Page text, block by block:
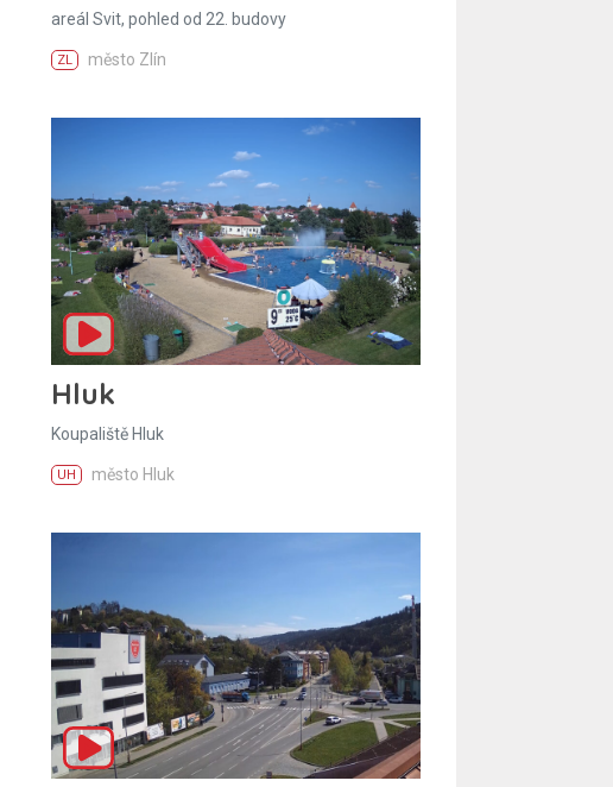
areál Svit, pohled od 22. budovy
ZL město Zlín
Hluk
Koupaliště Hluk
UH město Hluk